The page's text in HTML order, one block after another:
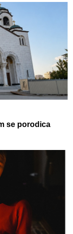
se porodica